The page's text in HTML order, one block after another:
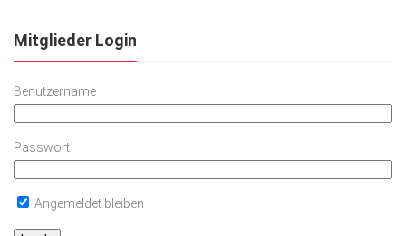
Mitglieder Login
Benutzername
Passwort
Angemeldet bleiben